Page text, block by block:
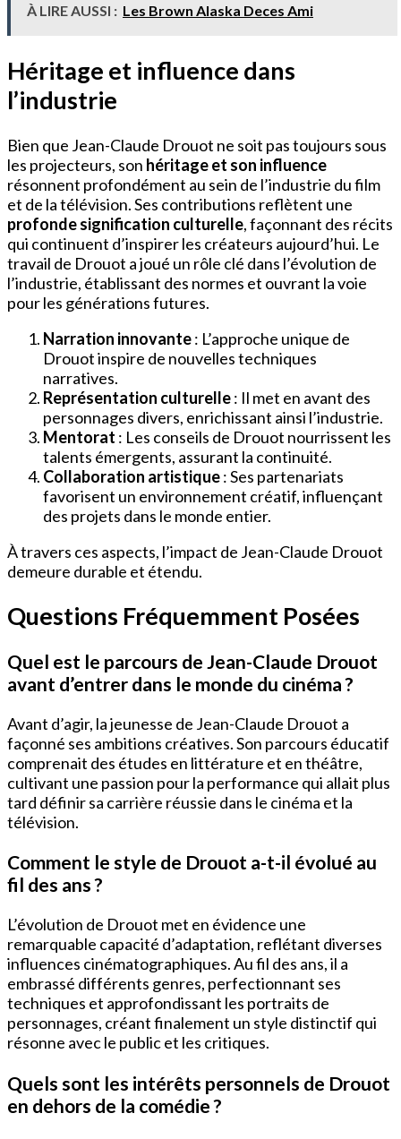
À LIRE AUSSI : Les Brown Alaska Deces Ami
Héritage et influence dans
l’industrie
Bien que Jean-Claude Drouot ne soit pas toujours sous
les projecteurs, son héritage et son influence
résonnent profondément au sein de l’industrie du film
et de la télévision. Ses contributions reflètent une
profonde signification culturelle, façonnant des récits
qui continuent d’inspirer les créateurs aujourd’hui. Le
travail de Drouot a joué un rôle clé dans l’évolution de
l’industrie, établissant des normes et ouvrant la voie
pour les générations futures.
Narration innovante: L’approche unique de
Drouot inspire de nouvelles techniques
narratives.
Représentation culturelle: Il met en avant des
personnages divers, enrichissant ainsi l’industrie.
Mentorat : Les conseils de Drouot nourrissent les
talents émergents, assurant la continuité.
Collaboration artistique: Ses partenariats
favorisent un environnement créatif, influençant
des projets dans le monde entier.
À travers ces aspects, l’impact de Jean-Claude Drouot
demeure durable et étendu.
Questions Fréquemment Posées
Quel est le parcours de Jean-Claude Drouot
avant d’entrer dans le monde du cinéma ?
Avant d’agir, la jeunesse de Jean-Claude Drouot a
façonné ses ambitions créatives. Son parcours éducatif
comprenait des études en littérature et en théâtre,
cultivant une passion pour la performance qui allait plus
tard définir sa carrière réussie dans le cinéma et la
télévision.
Comment le style de Drouot a-t-il évolué au
fil des ans ?
L’évolution de Drouot met en évidence une
remarquable capacité d’adaptation, reflétant diverses
influences cinématographiques. Au fil des ans, il a
embrassé différents genres, perfectionnant ses
techniques et approfondissant les portraits de
personnages, créant finalement un style distinctif qui
résonne avec le public et les critiques.
Quels sont les intérêts personnels de Drouot
en dehors de la comédie ?